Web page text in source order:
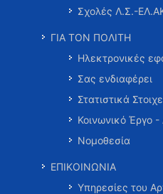
Σχολές Λ.Σ.-
ΓΙΑ ΤΟΝ ΠΟΛΙΤΗ
Ηλεκτρονικές
Σας ενδιαφέρει
Στατιστικά
Κοινωνικό Έργο -
Νομοθεσία
ΕΠΙΚΟΙΝΩΝΙΑ
Υπηρεσίες του